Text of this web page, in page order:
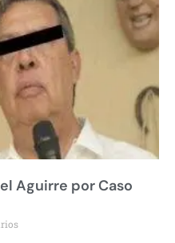
Aguirre por Caso